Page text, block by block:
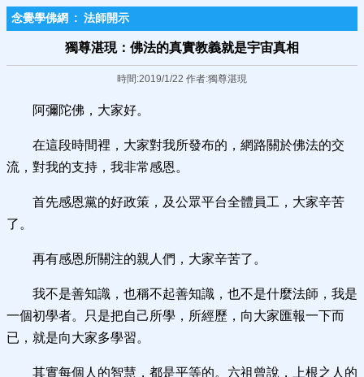
念覺學佛網 : 法師開示
獨尊湛現：佛法的真實教義就是宇宙真相
時間:2019/1/22 作者:獨尊湛現
阿彌陀佛，大家好。
在這段時間裡，大家對我所發布的，網路關於佛法的交
流，對我的支持，我非常感恩。
首先感恩黨的好政策，及公眾平台全體員工，大家辛苦
了。
再有感恩所關注的親人們，大家辛苦了。
我不是善知識，也稱不起善知識，也不是什麼法師，我是
一個初學者。只是把自己所學，所經歷，向大家匯報一下而
已，就是向大家多學習。
其實每個人的智慧，都是平等的。六祖曾說，上根之人的